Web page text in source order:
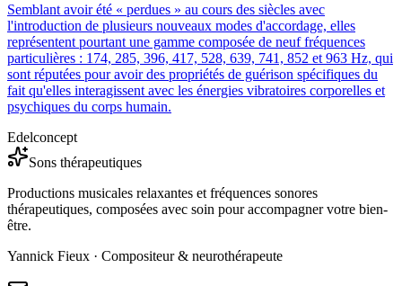
Semblant avoir été « perdues » au cours des siècles avec
l'introduction de plusieurs nouveaux modes d'accordage, elles
représentent pourtant une gamme composée de neuf fréquences
particulières : 174, 285, 396, 417, 528, 639, 741, 852 et 963 Hz, qui
sont réputées pour avoir des propriétés de guérison spécifiques du
fait qu'elles interagissent avec les énergies vibratoires corporelles et
psychiques du corps humain.
Edelconcept
Sons thérapeutiques
Productions musicales relaxantes et fréquences sonores
thérapeutiques, composées avec soin pour accompagner votre bien-
être.
Yannick Fieux · Compositeur & neurothérapeute